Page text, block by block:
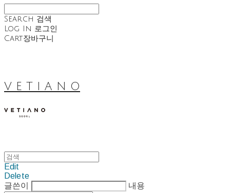
Search 검색
Log In 로그인
Cart장바구니
V E T I A N O
Edit
Delete
글쓴이
내용